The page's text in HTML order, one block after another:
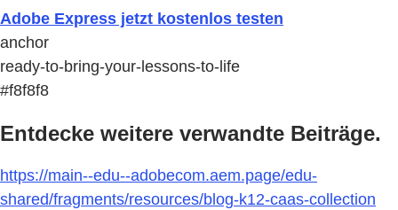
Adobe Express jetzt kostenlos testen
anchor
ready-to-bring-your-lessons-to-life
#f8f8f8
Entdecke weitere verwandte Beiträge.
https://main--edu--adobecom.aem.page/edu-
shared/fragments/resources/blog-k12-caas-collection